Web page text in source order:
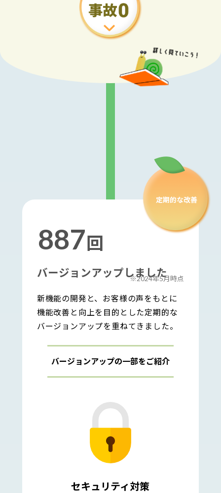
887回
バージョンアップしました
※2024年5月時点
新機能の開発と、お客様の声をもとに
機能改善と向上を目的とした定期的な
バージョンアップを重ねてきました。
バージョンアップの一部をご紹介
セキュリティ対策
定期的な改善